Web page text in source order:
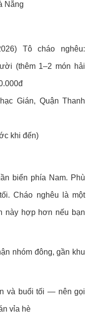
Tô cháo nghêu:
(thêm 1–2 món hải
Gián, Quận Thanh
khi đến)
biển phía Nam. Phù
Cháo nghêu là một
này hợp hơn nếu bạn
nhóm đông, gần khu
và buổi tối — nên gọi
vỉa hè